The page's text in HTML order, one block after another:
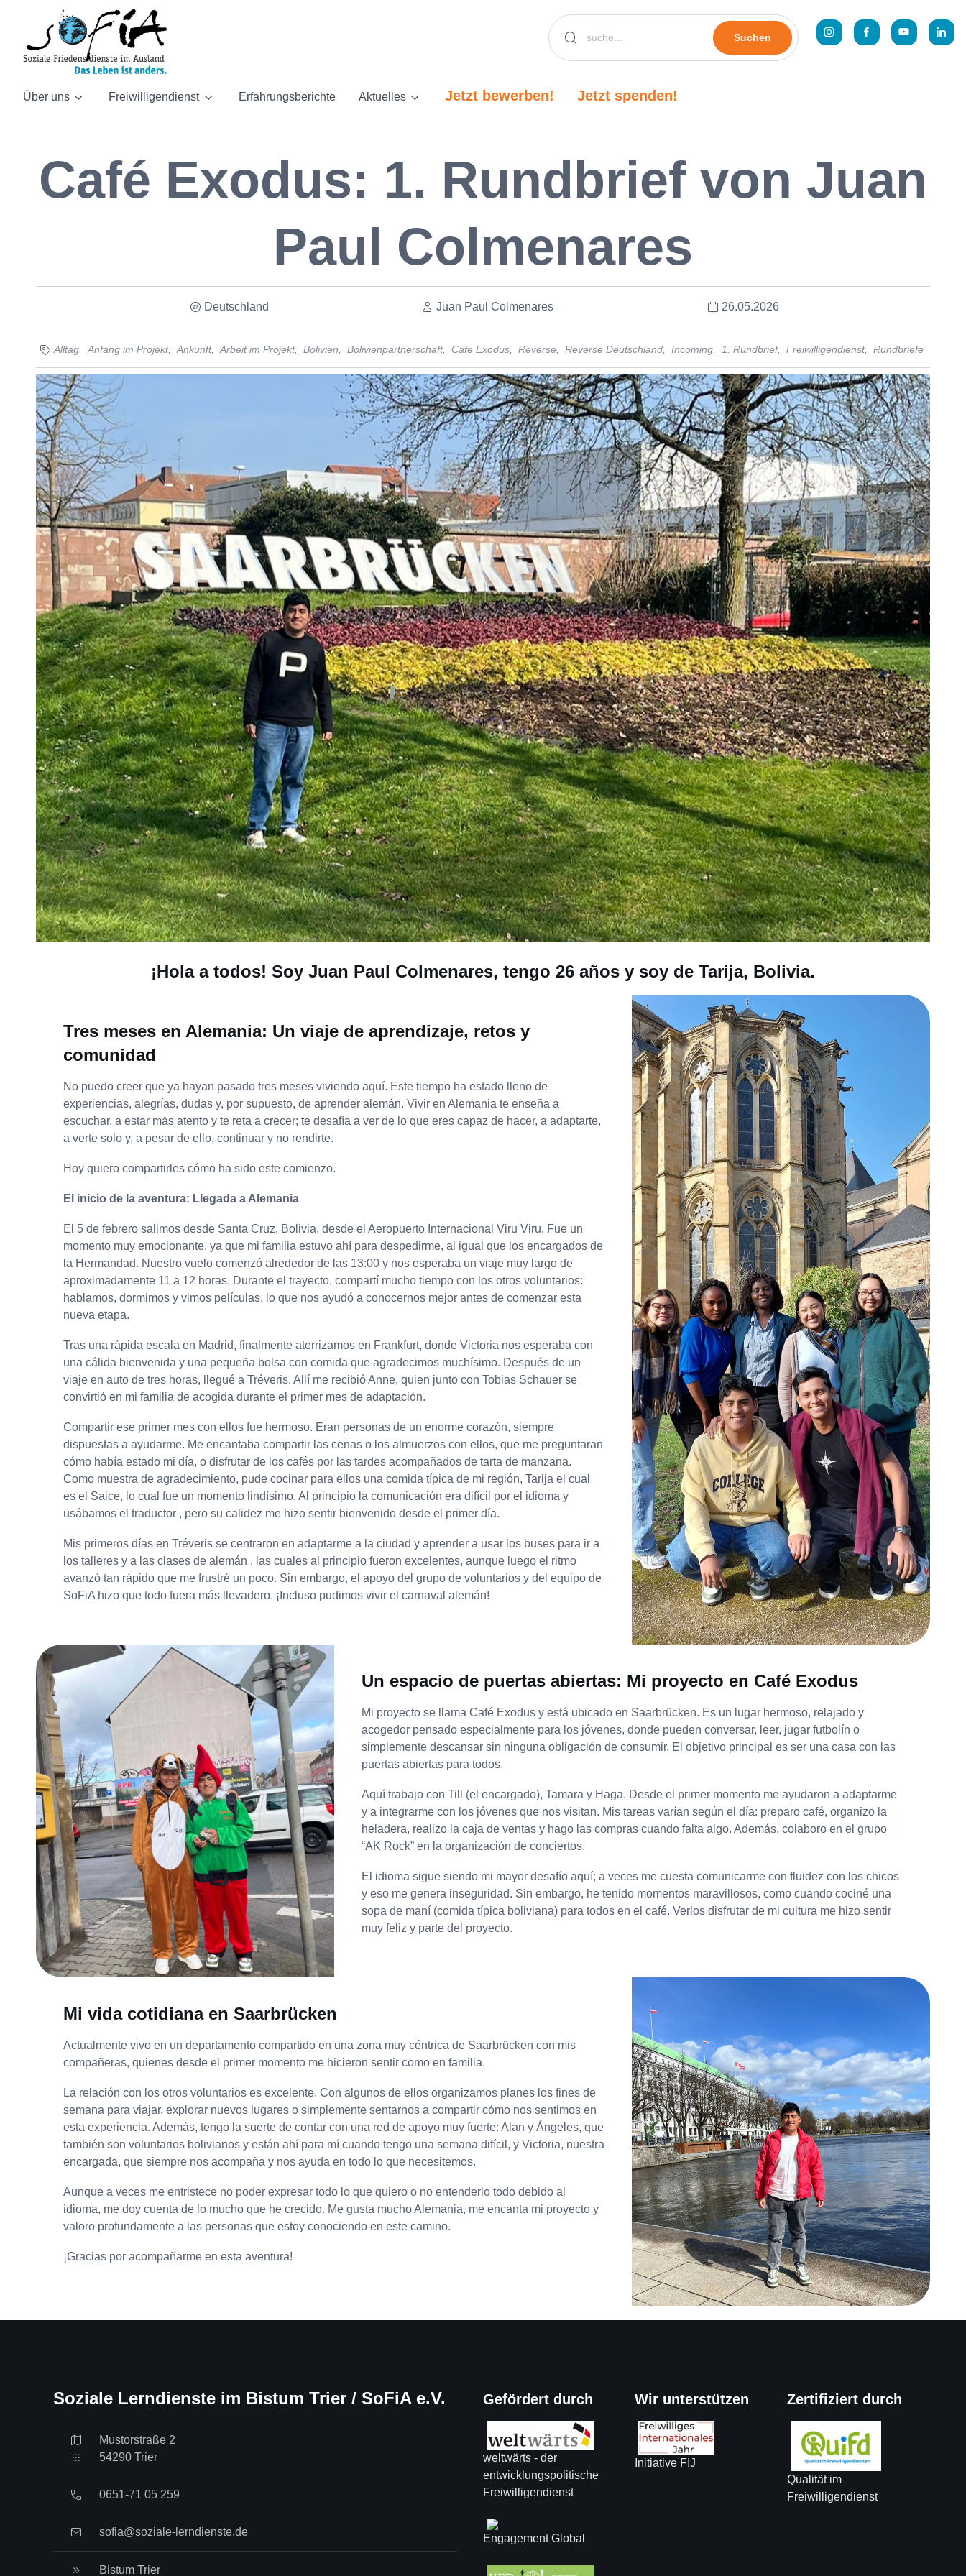
Suchen
Über uns Freiwilligendienst Erfahrungsberichte Aktuelles Jetzt bewerben! Jetzt spenden!
Café Exodus: 1. Rundbrief von Juan
Paul Colmenares
Deutschland Juan Paul Colmenares 26.05.2026
Alltag, Anfang im Projekt, Ankunft, Arbeit im Projekt, Bolivien, Bolivienpartnerschaft, Cafe Exodus, Reverse, Reverse Deutschland, Incoming, 1. Rundbrief, Freiwilligendienst, Rundbriefe
¡Hola a todos! Soy Juan Paul Colmenares, tengo 26 años y soy de Tarija, Bolivia.
Tres meses en Alemania: Un viaje de aprendizaje, retos y
comunidad
No puedo creer que ya hayan pasado tres meses viviendo aquí. Este tiempo ha estado lleno de
experiencias, alegrías, dudas y, por supuesto, de aprender alemán. Vivir en Alemania te enseña a
escuchar, a estar más atento y te reta a crecer; te desafía a ver de lo que eres capaz de hacer, a adaptarte,
a verte solo y, a pesar de ello, continuar y no rendirte.
Hoy quiero compartirles cómo ha sido este comienzo.
El inicio de la aventura: Llegada a Alemania
El 5 de febrero salimos desde Santa Cruz, Bolivia, desde el Aeropuerto Internacional Viru Viru. Fue un
momento muy emocionante, ya que mi familia estuvo ahí para despedirme, al igual que los encargados de
la Hermandad. Nuestro vuelo comenzó alrededor de las 13:00 y nos esperaba un viaje muy largo de
aproximadamente 11 a 12 horas. Durante el trayecto, compartí mucho tiempo con los otros voluntarios:
hablamos, dormimos y vimos películas, lo que nos ayudó a conocernos mejor antes de comenzar esta
nueva etapa.
Tras una rápida escala en Madrid, finalmente aterrizamos en Frankfurt, donde Victoria nos esperaba con
una cálida bienvenida y una pequeña bolsa con comida que agradecimos muchísimo. Después de un
viaje en auto de tres horas, llegué a Tréveris. Allí me recibió Anne, quien junto con Tobias Schauer se
convirtió en mi familia de acogida durante el primer mes de adaptación.
Compartir ese primer mes con ellos fue hermoso. Eran personas de un enorme corazón, siempre
dispuestas a ayudarme. Me encantaba compartir las cenas o los almuerzos con ellos, que me preguntaran
cómo había estado mi día, o disfrutar de los cafés por las tardes acompañados de tarta de manzana.
Como muestra de agradecimiento, pude cocinar para ellos una comida típica de mi región, Tarija el cual
es el Saice, lo cual fue un momento lindísimo. Al principio la comunicación era difícil por el idioma y
usábamos el traductor , pero su calidez me hizo sentir bienvenido desde el primer día.
Mis primeros días en Tréveris se centraron en adaptarme a la ciudad y aprender a usar los buses para ir a
los talleres y a las clases de alemán , las cuales al principio fueron excelentes, aunque luego el ritmo
avanzó tan rápido que me frustré un poco. Sin embargo, el apoyo del grupo de voluntarios y del equipo de
SoFiA hizo que todo fuera más llevadero. ¡Incluso pudimos vivir el carnaval alemán!
Un espacio de puertas abiertas: Mi proyecto en Café Exodus
Mi proyecto se llama Café Exodus y está ubicado en Saarbrücken. Es un lugar hermoso, relajado y
acogedor pensado especialmente para los jóvenes, donde pueden conversar, leer, jugar futbolín o
simplemente descansar sin ninguna obligación de consumir. El objetivo principal es ser una casa con las
puertas abiertas para todos.
Aquí trabajo con Till (el encargado), Tamara y Haga. Desde el primer momento me ayudaron a adaptarme
y a integrarme con los jóvenes que nos visitan. Mis tareas varían según el día: preparo café, organizo la
heladera, realizo la caja de ventas y hago las compras cuando falta algo. Además, colaboro en el grupo
“AK Rock” en la organización de conciertos.
El idioma sigue siendo mi mayor desafío aquí; a veces me cuesta comunicarme con fluidez con los chicos
y eso me genera inseguridad. Sin embargo, he tenido momentos maravillosos, como cuando cociné una
sopa de maní (comida típica boliviana) para todos en el café. Verlos disfrutar de mi cultura me hizo sentir
muy feliz y parte del proyecto.
Mi vida cotidiana en Saarbrücken
Actualmente vivo en un departamento compartido en una zona muy céntrica de Saarbrücken con mis
compañeras, quienes desde el primer momento me hicieron sentir como en familia.
La relación con los otros voluntarios es excelente. Con algunos de ellos organizamos planes los fines de
semana para viajar, explorar nuevos lugares o simplemente sentarnos a compartir cómo nos sentimos en
esta experiencia. Además, tengo la suerte de contar con una red de apoyo muy fuerte: Alan y Ángeles, que
también son voluntarios bolivianos y están ahí para mí cuando tengo una semana difícil, y Victoria, nuestra
encargada, que siempre nos acompaña y nos ayuda en todo lo que necesitemos.
Aunque a veces me entristece no poder expresar todo lo que quiero o no entenderlo todo debido al
idioma, me doy cuenta de lo mucho que he crecido. Me gusta mucho Alemania, me encanta mi proyecto y
valoro profundamente a las personas que estoy conociendo en este camino.
¡Gracias por acompañarme en esta aventura!
Soziale Lerndienste im Bistum Trier / SoFiA e.V.
Mustorstraße 2
54290 Trier
0651-71 05 259
sofia@soziale-lerndienste.de
Bistum Trier
Gefördert durch
weltwärts - der
entwicklungspolitische
Freiwilligendienst
Engagement Global
Wir unterstützen
Initiative FIJ
Zertifiziert durch
Qualität im
Freiwilligendienst